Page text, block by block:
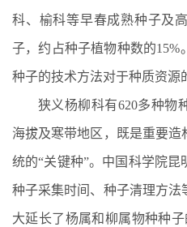
科、榆科等早春成熟种子及
子，约占种子植物种数的15%。
种子的技术方法对于种质资源
狭义杨柳科有620多种物
海拔及寒带地区，既是重要
统的“关键种”。中国科学院昆
种子采集时间、种子清理方法
大延长了杨属和柳属物种种